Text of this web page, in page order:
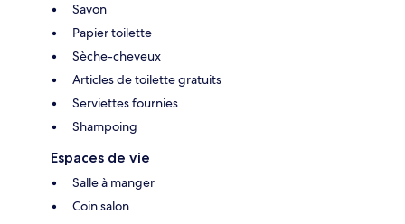
Savon
Papier toilette
Sèche-cheveux
Articles de toilette gratuits
Serviettes fournies
Shampoing
Espaces de vie
Salle à manger
Coin salon